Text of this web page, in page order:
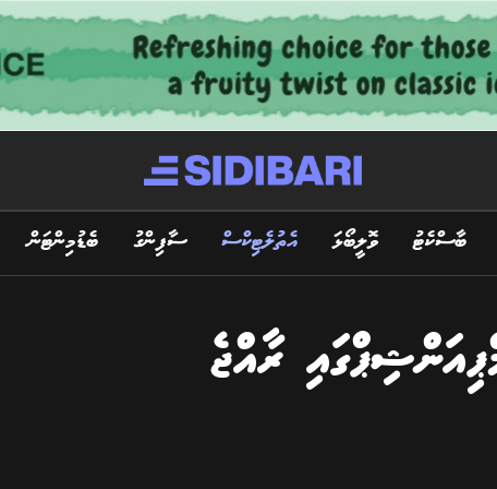
ބާސްކެޓު ވޮލީބޯޅަ އެތުލެޓިކްސް ސާފިންގު ބެޑުމިންޓަން
ރާއްޖެ